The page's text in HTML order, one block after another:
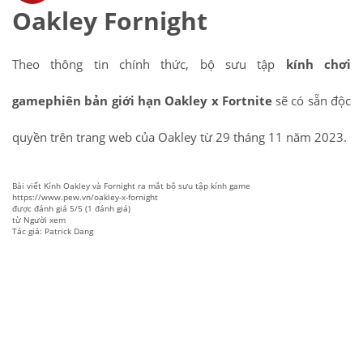
Oakley Fornight
Theo thông tin chính thức, bộ sưu tập kính chơi
gamephiên bản giới hạn Oakley x Fortnitesẽ có sẵn độc
quyền trên trang web của Oakley từ 29 tháng 11 năm 2023.
Bài viết Kính Oakley và Fornight ra mắt bộ sưu tập kính game
https://www.pew.vn/oakley-x-fornight
được đánh giá 5/5 (1 đánh giá)
từ Người xem
Tác giả: Patrick Dang